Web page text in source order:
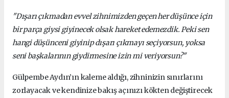
"Dışarı çıkmadan evvel zihnimizden geçen her düşünce için
bir parça giysi giyinecek olsak hareket edemezdik. Peki sen
hangi düşünceni giyinip dışarı çıkmayı seçiyorsun, yoksa
seni başkalarının giydirmesine izin mi veriyorsun?"
Gülpembe Aydın’ın kaleme aldığı, zihninizin sınırlarını
zorlayacak ve kendinize bakış açınızı kökten değiştirecek